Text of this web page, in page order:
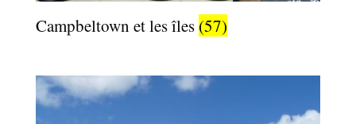
Campbeltown et les îles (57)